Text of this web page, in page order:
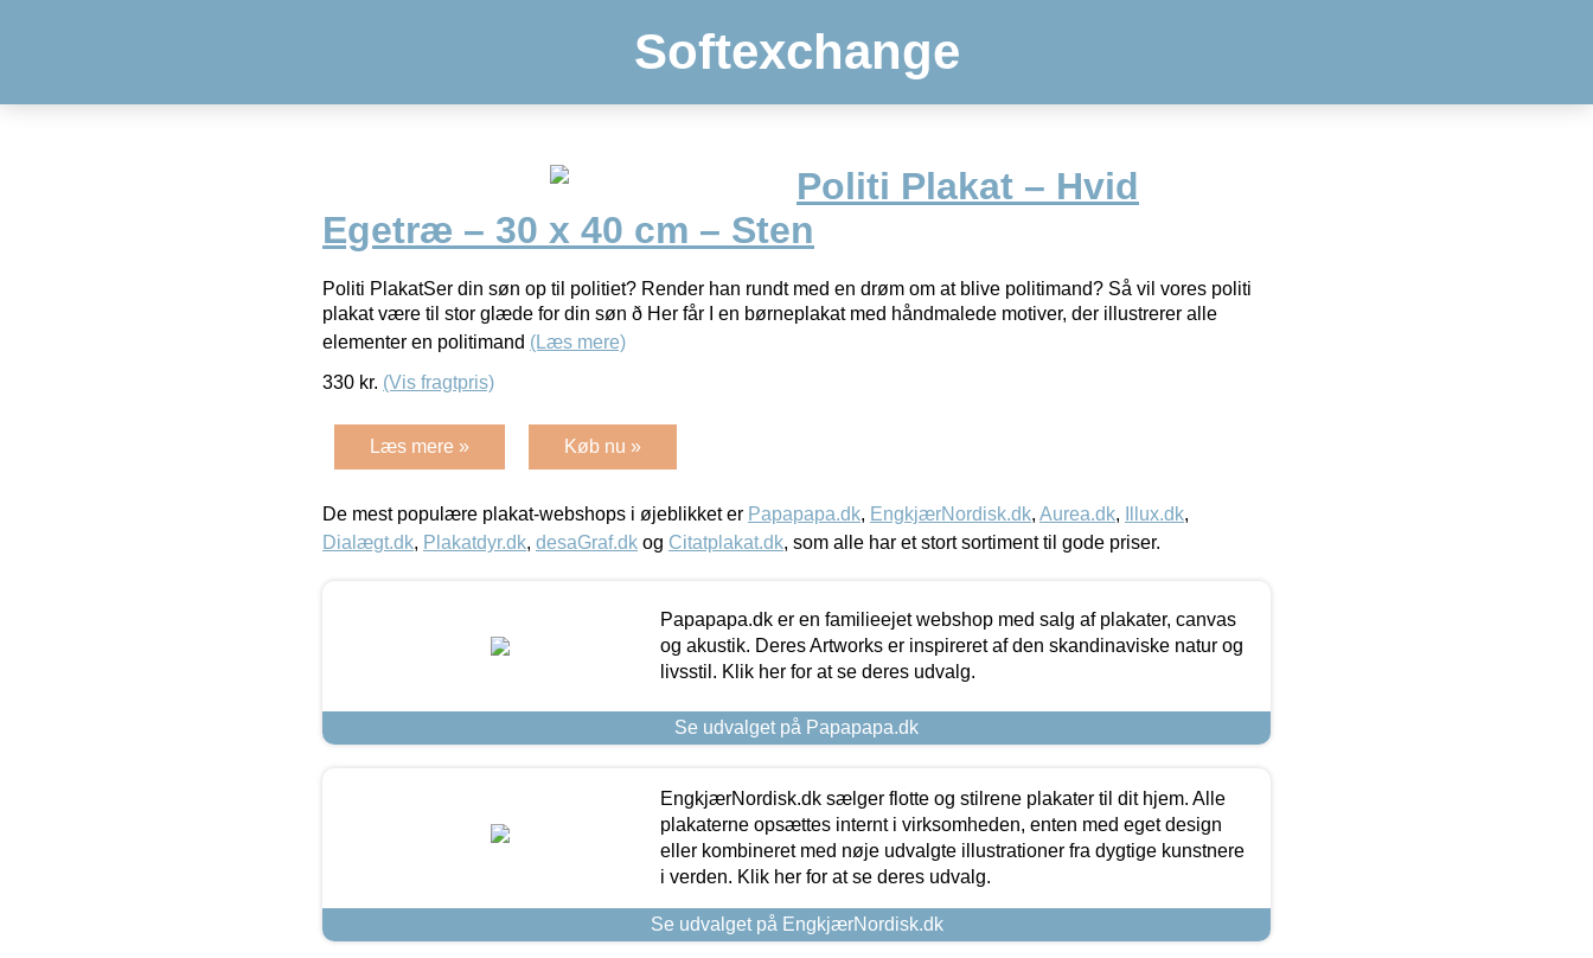
Softexchange
Politi Plakat – Hvid
Egetræ – 30 x 40 cm – Sten
Politi PlakatSer din søn op til politiet? Render han rundt med en drøm om at blive politimand? Så vil vores politi
plakat være til stor glæde for din søn ð Her får I en børneplakat med håndmalede motiver, der illustrerer alle
elementer en politimand (Læs mere)
330 kr. (Vis fragtpris)
Læs mere » Køb nu »
De mest populære plakat-webshops i øjeblikket er Papapapa.dk, EngkjærNordisk.dk, Aurea.dk, Illux.dk,
Dialægt.dk, Plakatdyr.dk, desaGraf.dk og Citatplakat.dk, som alle har et stort sortiment til gode priser.
Papapapa.dk er en familieejet webshop med salg af plakater, canvas
og akustik. Deres Artworks er inspireret af den skandinaviske natur og
livsstil. Klik her for at se deres udvalg.
Se udvalget på Papapapa.dk
EngkjærNordisk.dk sælger flotte og stilrene plakater til dit hjem. Alle
plakaterne opsættes internt i virksomheden, enten med eget design
eller kombineret med nøje udvalgte illustrationer fra dygtige kunstnere
i verden. Klik her for at se deres udvalg.
Se udvalget på EngkjærNordisk.dk